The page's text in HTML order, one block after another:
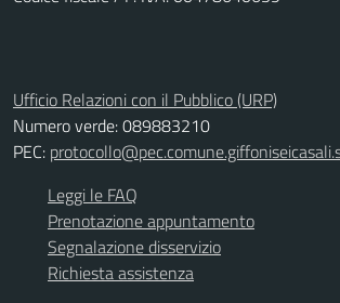
Ufficio Relazioni con il Pubblico (URP)
Numero verde: 089883210
PEC:
Leggi le FAQ
Prenotazione appuntamento
Segnalazione disservizio
Richiesta assistenza